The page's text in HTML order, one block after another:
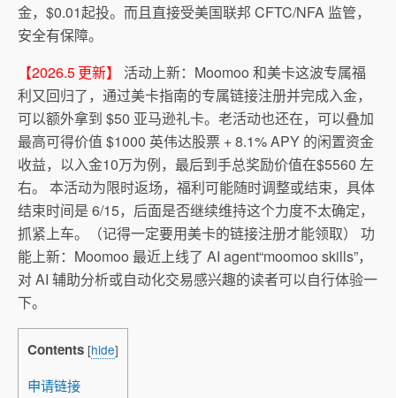
金，$0.01起投。而且直接受美国联邦 CFTC/NFA 监管，
安全有保障。
【2026.5 更新】
活动上新：Moomoo 和美卡这波专属福
利又回归了，通过美卡指南的专属链接注册并完成入金，
可以额外拿到 $50 亚马逊礼卡。老活动也还在，可以叠加
最高可得价值 $1000 英伟达股票 + 8.1% APY 的闲置资金
收益，以入金10万为例，最后到手总奖励价值在$5560 左
右。 本活动为限时返场，福利可能随时调整或结束，具体
结束时间是 6/15，后面是否继续维持这个力度不太确定，
抓紧上车。（记得一定要用美卡的链接注册才能领取） 功
能上新：Moomoo 最近上线了 AI agent“moomoo skills”，
对 AI 辅助分析或自动化交易感兴趣的读者可以自行体验一
下。
Contents [hide]
申请链接